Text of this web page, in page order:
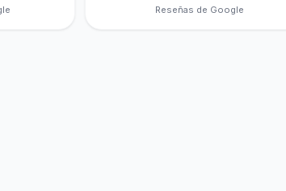
Reseñas de Google